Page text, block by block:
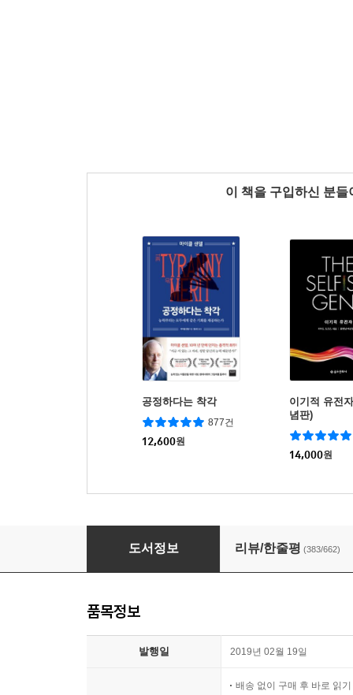
이 책을 구입하신 분
공정하다는 착각
877건
12,600원
이기적 유전
념판)
14,000원
아주 작은 습관의 힘(50만 부 기념 스페셜 에디
도서정보 리뷰/한줄평 (383/662)
품목정보
발행일 2019년 02월 19일
배송 없이 구매 후 바로 읽기